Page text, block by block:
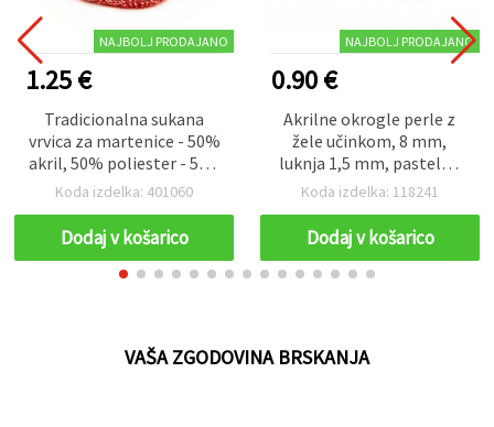
NAJBOLJ PRODAJANO
1.25 €
Tradicionalna sukana
vrvica za martenice - 50%
akril, 50% poliester - 50 g
/ 170 m
Koda izdelka: 401060
Dodaj v košarico
NAJBOLJ PRODAJANO
0.90 €
Akrilne okrogle perle z
žele učinkom, 8 mm,
luknja 1,5 mm, pastelna
mešanica, 20 g (≈70
izdelavo nakita,
zapestnic, ogrlic in
ustvarjalnih dekoracij
Koda izdelka: 118241
Dodaj v košarico
VAŠA ZGODOVINA BRSKANJA